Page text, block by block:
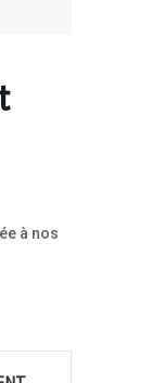
à nos